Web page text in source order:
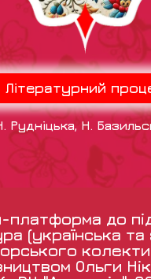
Літературний
Рудніцька, Н.
платформа до
(українська
Ольги